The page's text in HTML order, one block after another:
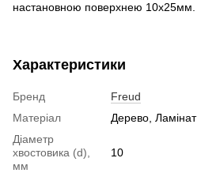
настановною поверхнею 10х25мм.
Характеристики
Бренд
Freud
Матеріал
Дерево, Ламінат
Діаметр
хвостовика (d),
мм
10